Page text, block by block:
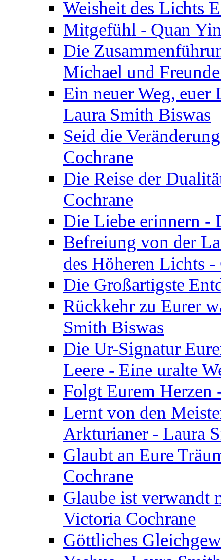
Weisheit des Lichts
Mitgefühl - Quan
Die
Michael und
Ein neuer Weg, euer
Laura Smith Biswas
Seid die
Cochrane
Die Reise der
Cochrane
Die Liebe erinnern -
Befreiung von der
des Höheren Lichts
Die Großartigste
Rückkehr zu Eurer
Smith Biswas
Die Ur-Signatur
Leere - Eine uralte
Folgt Eurem
Lernt von den
Arkturianer - Laura
Glaubt an Eure
Cochrane
Glaube ist verwandt
Victoria Cochrane
Göttliches